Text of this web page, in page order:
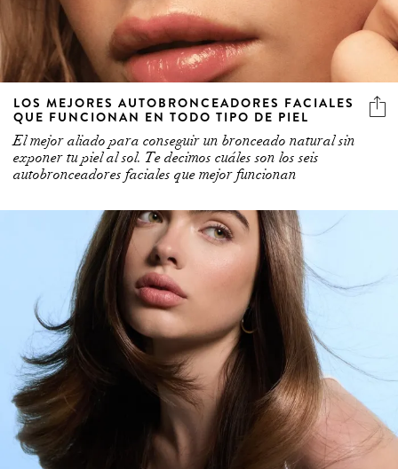
LOS MEJORES AUTOBRONCEADORES FACIALES
QUE FUNCIONAN EN TODO TIPO DE PIEL
El mejor aliado para conseguir un bronceado natural sin
exponer tu piel al sol. Te decimos cuáles son los seis
autobronceadores faciales que mejor funcionan